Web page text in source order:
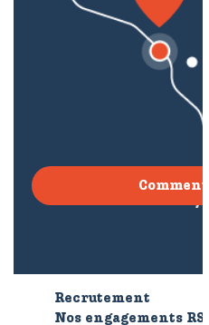
Recrutement
Nos engagements RSE